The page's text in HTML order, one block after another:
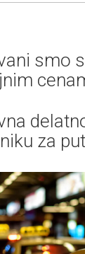
smo
za